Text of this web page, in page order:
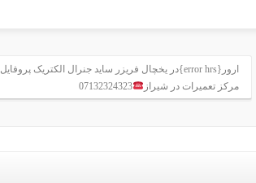
ارور{error hrs}در یخچال فریزر ساید جنرال الکتریک پروفایل|
مرکز تعمیرات در شیراز
07132324323